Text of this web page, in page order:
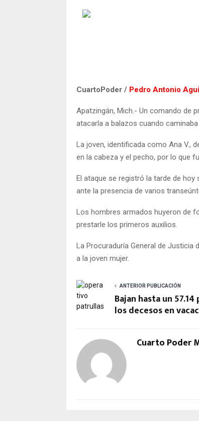
CuartoPoder / Pedro Antonio
Apatzingán, Mich.- Un comando de
atacarla a balazos cuando
La joven, identificada como Ana V.,
en la cabeza y el pecho, por lo que
El ataque se registró la tarde de hoy
ante la presencia de varios
Los hombres armados huyeron de
prestarle los primeros auxilios.
La Procuraduría General de Justicia
a la joven mujer.
ANTERIOR PUBLICACIÓN
Bajan hasta un
los decesos en
Cuarto Poder